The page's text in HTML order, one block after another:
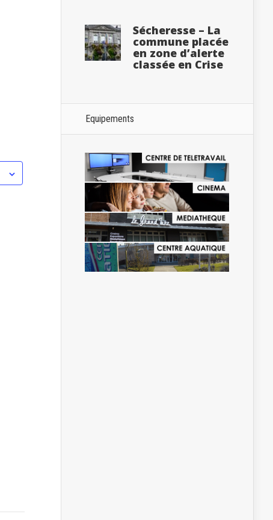
Sécheresse – La
commune placée
en zone d’alerte
classée en Crise
Equipements